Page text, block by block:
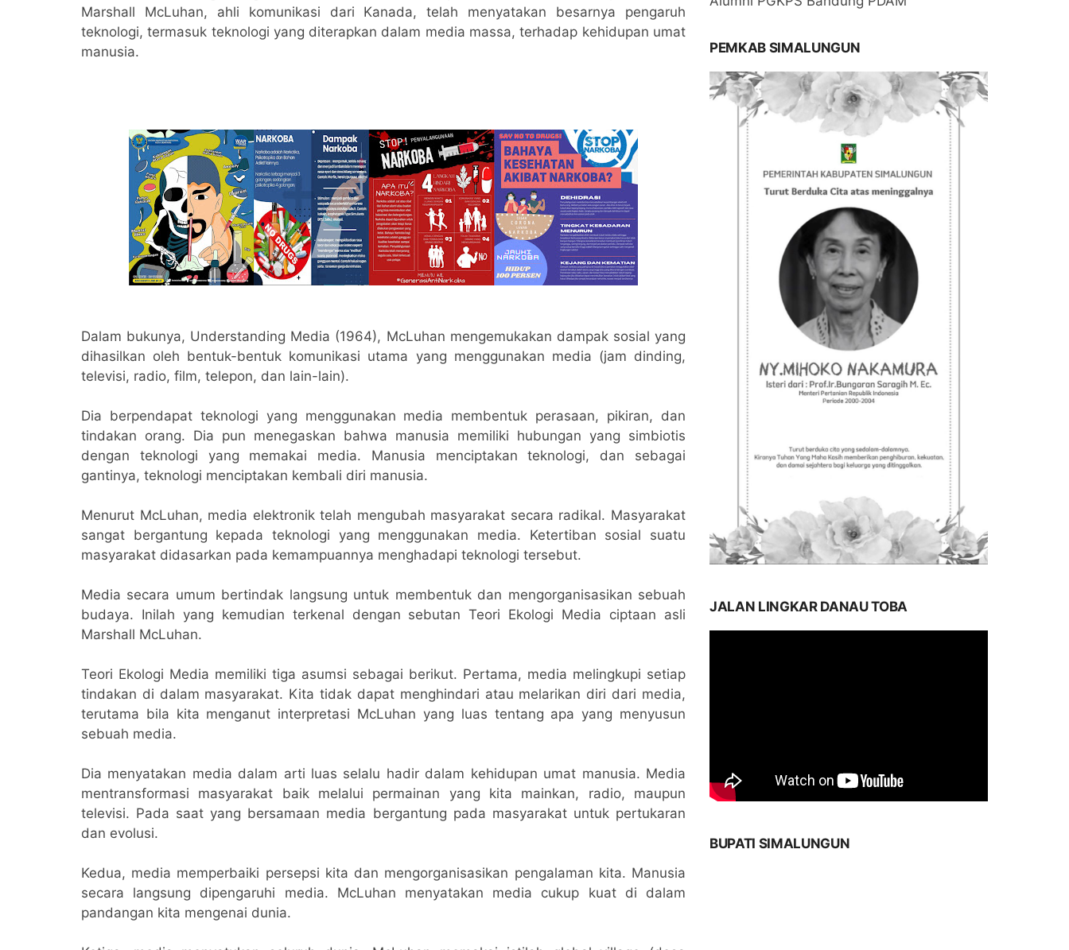
Marshall McLuhan, ahli komunikasi dari Kanada, telah menyatakan besarnya pengaruh
teknologi, termasuk teknologi yang diterapkan dalam media massa, terhadap kehidupan umat
manusia.
Dalam bukunya, Understanding Media (1964), McLuhan mengemukakan dampak sosial yang
dihasilkan oleh bentuk-bentuk komunikasi utama yang menggunakan media (jam dinding,
televisi, radio, film, telepon, dan lain-lain).
Dia berpendapat teknologi yang menggunakan media membentuk perasaan, pikiran, dan
tindakan orang. Dia pun menegaskan bahwa manusia memiliki hubungan yang simbiotis
dengan teknologi yang memakai media. Manusia menciptakan teknologi, dan sebagai
gantinya, teknologi menciptakan kembali diri manusia.
Menurut McLuhan, media elektronik telah mengubah masyarakat secara radikal. Masyarakat
sangat bergantung kepada teknologi yang menggunakan media. Ketertiban sosial suatu
masyarakat didasarkan pada kemampuannya menghadapi teknologi tersebut.
Media secara umum bertindak langsung untuk membentuk dan mengorganisasikan sebuah
budaya. Inilah yang kemudian terkenal dengan sebutan Teori Ekologi Media ciptaan asli
Marshall McLuhan.
Teori Ekologi Media memiliki tiga asumsi sebagai berikut. Pertama, media melingkupi setiap
tindakan di dalam masyarakat. Kita tidak dapat menghindari atau melarikan diri dari media,
terutama bila kita menganut interpretasi McLuhan yang luas tentang apa yang menyusun
sebuah media.
Dia menyatakan media dalam arti luas selalu hadir dalam kehidupan umat manusia. Media
mentransformasi masyarakat baik melalui permainan yang kita mainkan, radio, maupun
televisi. Pada saat yang bersamaan media bergantung pada masyarakat untuk pertukaran
dan evolusi.
Kedua, media memperbaiki persepsi kita dan mengorganisasikan pengalaman kita. Manusia
secara langsung dipengaruhi media. McLuhan menyatakan media cukup kuat di dalam
pandangan kita mengenai dunia.
PEMKAB SIMALUNGUN
JALAN LINGKAR DANAU TOBA
BUPATI SIMALUNGUN